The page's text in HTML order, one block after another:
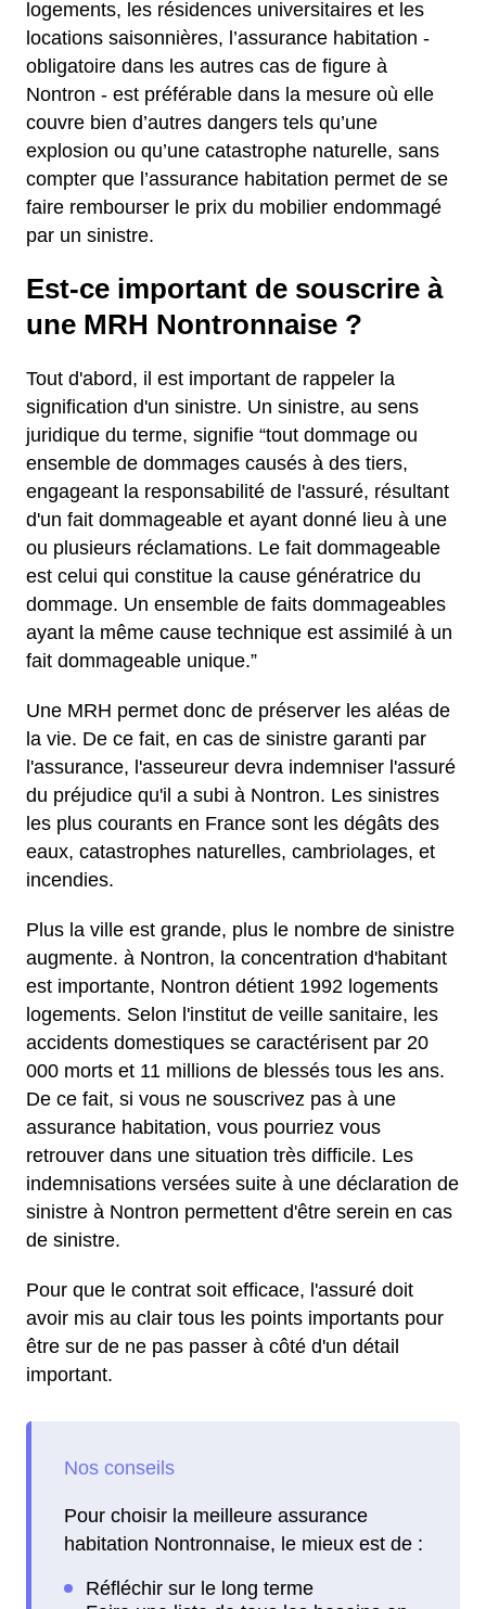
logements, les résidences universitaires et les
locations saisonnières, l’assurance habitation -
obligatoire dans les autres cas de figure à
Nontron - est préférable dans la mesure où elle
couvre bien d’autres dangers tels qu’une
explosion ou qu’une catastrophe naturelle, sans
compter que l’assurance habitation permet de se
faire rembourser le prix du mobilier endommagé
par un sinistre.
Est-ce important de souscrire à
une MRH Nontronnaise ?
Tout d'abord, il est important de rappeler la
signification d'un sinistre. Un sinistre, au sens
juridique du terme, signifie “tout dommage ou
ensemble de dommages causés à des tiers,
engageant la responsabilité de l'assuré, résultant
d'un fait dommageable et ayant donné lieu à une
ou plusieurs réclamations. Le fait dommageable
est celui qui constitue la cause génératrice du
dommage. Un ensemble de faits dommageables
ayant la même cause technique est assimilé à un
fait dommageable unique.”
Une MRH permet donc de préserver les aléas de
la vie. De ce fait, en cas de sinistre garanti par
l'assurance, l'asseureur devra indemniser l'assuré
du préjudice qu'il a subi à Nontron. Les sinistres
les plus courants en France sont les dégâts des
eaux, catastrophes naturelles, cambriolages, et
incendies.
Plus la ville est grande, plus le nombre de sinistre
augmente. à Nontron, la concentration d'habitant
est importante, Nontron détient 1992 logements
logements. Selon l'institut de veille sanitaire, les
accidents domestiques se caractérisent par 20
000 morts et 11 millions de blessés tous les ans.
De ce fait, si vous ne souscrivez pas à une
assurance habitation, vous pourriez vous
retrouver dans une situation très difficile. Les
indemnisations versées suite à une déclaration de
sinistre à Nontron permettent d'être serein en cas
de sinistre.
Pour que le contrat soit efficace, l'assuré doit
avoir mis au clair tous les points importants pour
être sur de ne pas passer à côté d'un détail
important.
Pour choisir la meilleure assurance
habitation Nontronnaise, le mieux est de :